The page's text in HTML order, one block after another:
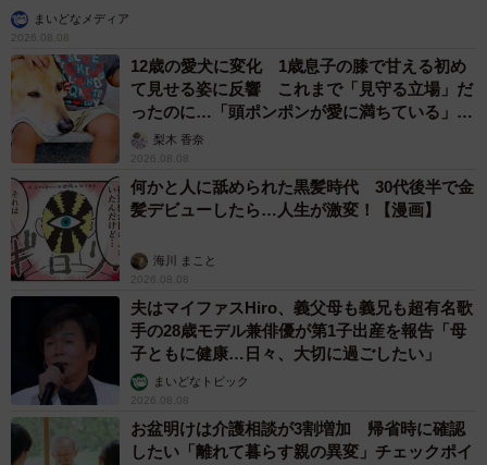
まいどなメディア
2026.08.08
12歳の愛犬に変化 1歳息子の膝で甘える初め
て見せる姿に反響 これまで「見守る立場」だ
ったのに…「頭ポンポンが愛に満ちている」
「尊…」
梨木 香奈
2026.08.08
何かと人に舐められた黒髪時代 30代後半で金
髪デビューしたら…人生が激変！【漫画】
海川 まこと
2026.08.08
夫はマイファスHiro、義父母も義兄も超有名歌
手の28歳モデル兼俳優が第1子出産を報告「母
子ともに健康…日々、大切に過ごしたい」
まいどなトピック
2026.08.08
お盆明けは介護相談が3割増加 帰省時に確認
したい「離れて暮らす親の異変」チェックポイ